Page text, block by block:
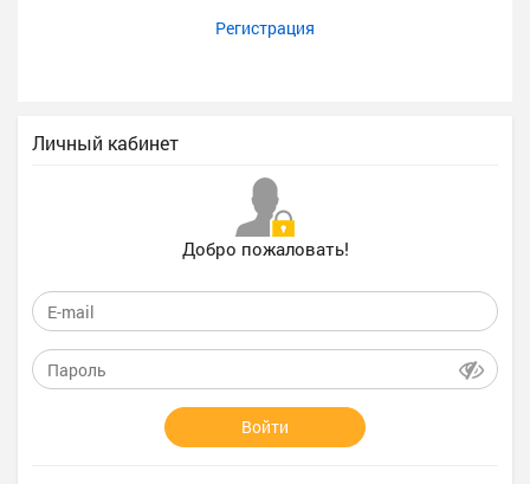
Регистрация
Личный кабинет
Добро пожаловать!
Войти